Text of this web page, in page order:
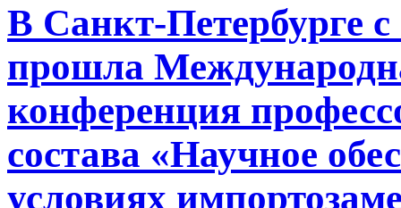
В Санкт-Петербурге с
прошла
конференция
состава «Научное
условиях